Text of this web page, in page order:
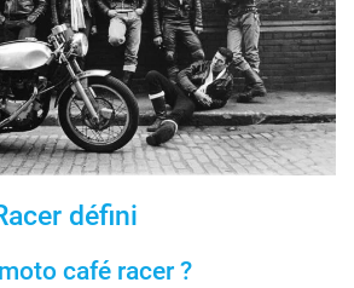
défini
café racer ?